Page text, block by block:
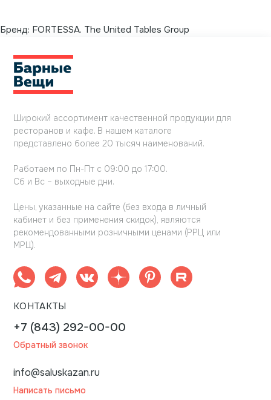
Бренд: FORTESSA. The United Tables Group
Широкий ассортимент качественной продукции для
ресторанов и кафе. В нашем каталоге
представлено более 20 тысяч наименований.
Работаем по Пн-Пт с 09:00 до 17:00.
Сб и Вс – выходные дни.
Цены, указанные на сайте (без входа в личный
кабинет и без применения скидок), являются
рекомендованными розничными ценами (РРЦ или
МРЦ).
КОНТАКТЫ
+7 (843) 292-00-00
Обратный звонок
info@saluskazan.ru
Написать письмо